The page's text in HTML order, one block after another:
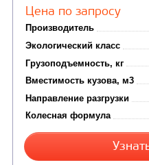
Молоковозы, водовозы
Автогудронаторы(8)